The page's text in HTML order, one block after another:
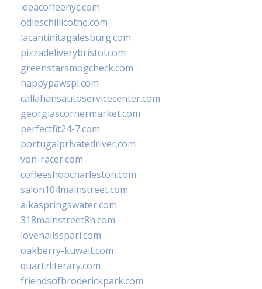
ideacoffeenyc.com
odieschillicothe.com
lacantinitagalesburg.com
pizzadeliverybristol.com
greenstarsmogcheck.com
happypawspl.com
callahansautoservicecenter.com
georgiascornermarket.com
perfectfit24-7.com
portugalprivatedriver.com
von-racer.com
coffeeshopcharleston.com
salon104mainstreet.com
alkaspringswater.com
318mainstreet8h.com
lovenailsspari.com
oakberry-kuwait.com
quartzliterary.com
friendsofbroderickpark.com